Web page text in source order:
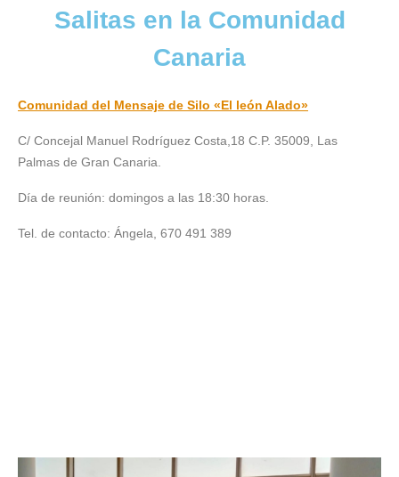
Salitas en la Comunidad
Canaria
Comunidad del Mensaje de Silo «El león Alado»
C/ Concejal Manuel Rodríguez Costa,18 C.P. 35009, Las
Palmas de Gran Canaria.
Día de reunión: domingos a las 18:30 horas
Tel. de contacto: Ángela, 670 491 389